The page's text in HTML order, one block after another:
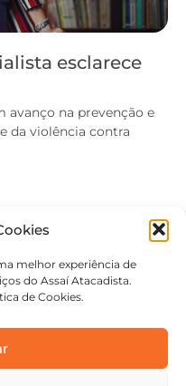
melhor experiência de
do Assaí Atacadista.
de Cookies.
esclarece
avanço na prevenção e
da violência contra